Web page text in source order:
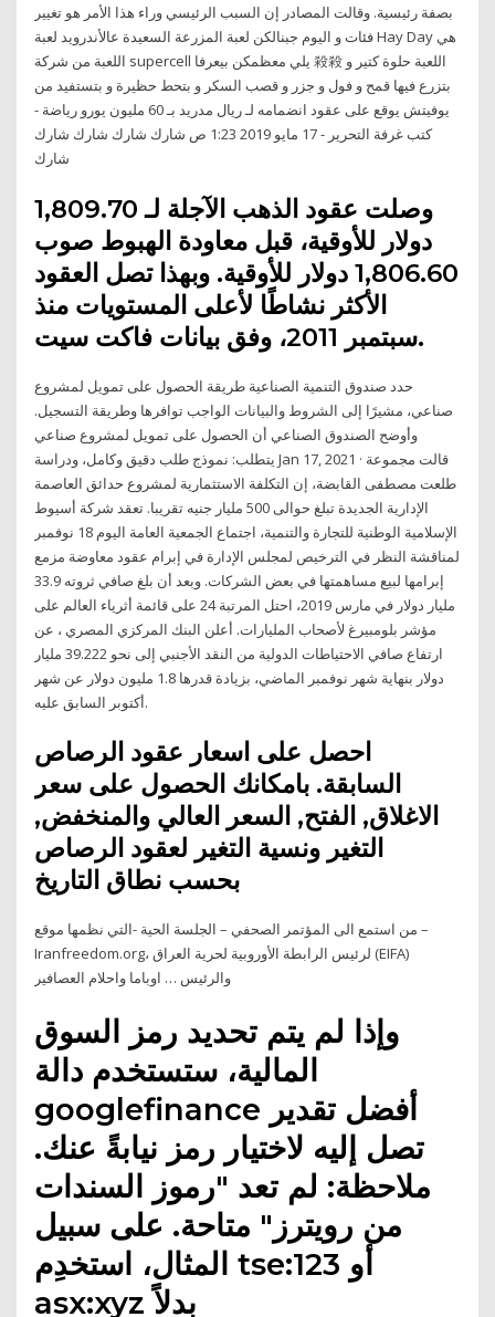
بصفة رئيسية. وقالت المصادر إن السبب الرئيسي وراء هذا الأمر هو تغيير
فئات و اليوم جبنالكن لعبة المزرعة السعيدة عالأندرويد لعبة Hay Day هي
اللعبة من شركة supercell يلي معظمكن بيعرفا 殺殺 اللعبة حلوة كتير و
بتزرع فيها قمح و فول و جزر و قصب السكر و بتحط حظيرة و بتستفيد من
يوفيتش يوقع على عقود انضمامه لـ ريال مدريد بـ 60 مليون يورو رياضة -
كتب غرفة التحرير - 17 مايو 2019 1:23 ص شارك شارك شارك شارك
شارك
وصلت عقود الذهب الآجلة لـ 1,809.70
دولار للأوقية، قبل معاودة الهبوط صوب
1,806.60 دولار للأوقية. وبهذا تصل العقود
الأكثر نشاطًا لأعلى المستويات منذ
سبتمبر 2011، وفق بيانات فاكت سيت.
حدد صندوق التنمية الصناعية طريقة الحصول على تمويل لمشروع
صناعي، مشيرًا إلى الشروط والبيانات الواجب توافرها وطريقة التسجيل.
وأوضح الصندوق الصناعي أن الحصول على تمويل لمشروع صناعي
يتطلب: نموذج طلب دقيق وكامل، ودراسة Jan 17, 2021 · قالت مجموعة
طلعت مصطفى القابضة، إن التكلفة الاستثمارية لمشروع حدائق العاصمة
الإدارية الجديدة تبلغ حوالى 500 مليار جنيه تقريبا. تعقد شركة أسيوط
الإسلامية الوطنية للتجارة والتنمية، اجتماع الجمعية العامة اليوم 18 نوفمبر
لمناقشة النظر في الترخيص لمجلس الإدارة في إبرام عقود معاوضة مزمع
إبرامها لبيع مساهمتها في بعض الشركات. وبعد أن بلغ صافي ثروته 33.9
مليار دولار في مارس 2019، احتل المرتبة 24 على قائمة أثرياء العالم على
مؤشر بلومبيرغ لأصحاب المليارات. أعلن البنك المركزي المصري ، عن
ارتفاع صافي الاحتياطات الدولية من النقد الأجنبي إلى نحو 39.222 مليار
دولار بنهاية شهر نوفمبر الماضي، بزيادة قدرها 1.8 مليون دولار عن شهر
أكتوبر السابق عليه.
احصل على اسعار عقود الرصاص
السابقة. بامكانك الحصول على سعر
الاغلاق, الفتح, السعر العالي والمنخفض,
التغير ونسية التغير لعقود الرصاص
من استمع الى المؤتمر الصحفي – الجلسة الحية -التي نظمها موقع –
Iranfreedom.org، لرئيس الرابطة الأوروبية لحرية العراق (EIFA)
والرئيس … اوباما واحلام العصافير
وإذا لم يتم تحديد رمز السوق
المالية، ستستخدم دالة
googlefinance أفضل تقدير
تصل إليه لاختيار رمز نيابةً عنك.
ملاحظة: لم تعد "رموز السندات
من رويترز" متاحة. على سبيل
المثال، استخدِم tse:123 أو
asx:xyz بدلاً